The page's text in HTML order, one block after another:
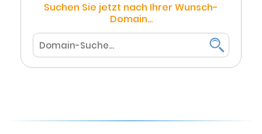
Suchen Sie jetzt nach Ihrer Wunsch-
Domain...